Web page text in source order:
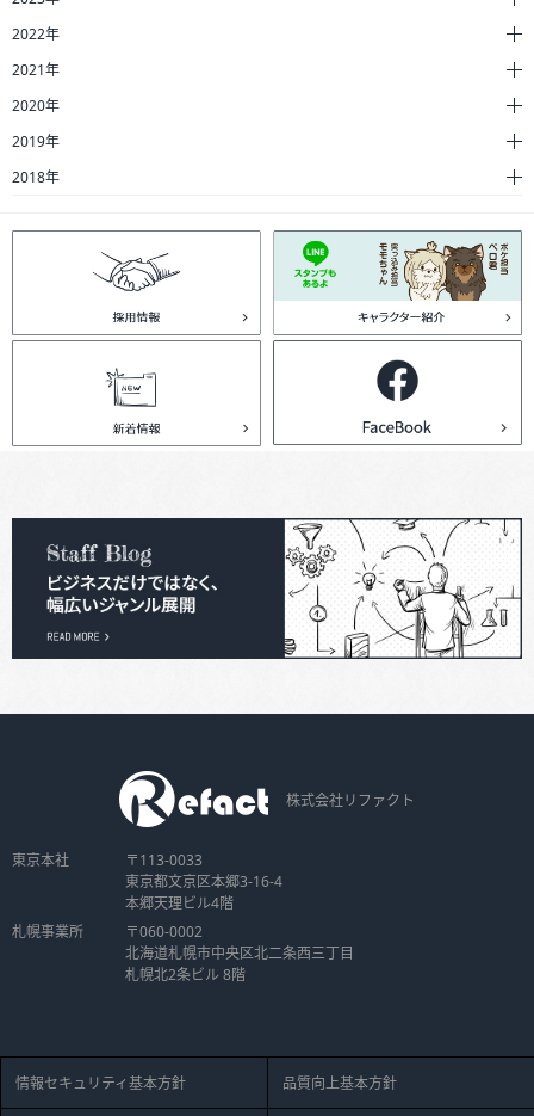
2022年
2021年
2020年
2019年
2018年
株式会社リファクト
東京本社
〒113-0033
東京都文京区本郷3-16-4
本郷天理ビル4階
札幌事業所
〒060-0002
北海道札幌市中央区北二条西三丁目
札幌北2条ビル 8階
情報セキュリティ基本方針 品質向上基本方針